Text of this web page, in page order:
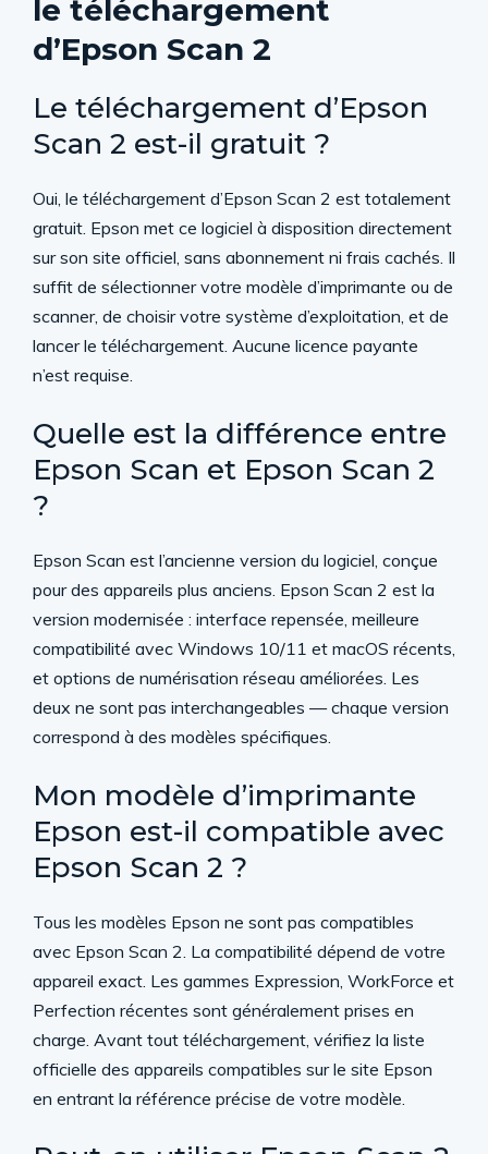
le téléchargement
d’Epson Scan 2
Le téléchargement d’Epson
Scan 2 est-il gratuit ?
Oui, le téléchargement d’Epson Scan 2 est totalement
gratuit. Epson met ce logiciel à disposition directement
sur son site officiel, sans abonnement ni frais cachés. Il
suffit de sélectionner votre modèle d’imprimante ou de
scanner, de choisir votre système d’exploitation, et de
lancer le téléchargement. Aucune licence payante
n’est requise.
Quelle est la différence entre
Epson Scan et Epson Scan 2
?
Epson Scan est l’ancienne version du logiciel, conçue
pour des appareils plus anciens. Epson Scan 2 est la
version modernisée : interface repensée, meilleure
compatibilité avec Windows 10/11 et macOS récents,
et options de numérisation réseau améliorées. Les
deux ne sont pas interchangeables — chaque version
correspond à des modèles spécifiques.
Mon modèle d’imprimante
Epson est-il compatible avec
Epson Scan 2 ?
Tous les modèles Epson ne sont pas compatibles
avec Epson Scan 2. La compatibilité dépend de votre
appareil exact. Les gammes Expression, WorkForce et
Perfection récentes sont généralement prises en
charge. Avant tout téléchargement, vérifiez la liste
officielle des appareils compatibles sur le site Epson
en entrant la référence précise de votre modèle.